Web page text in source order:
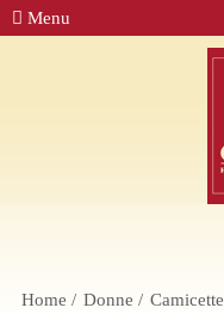
Menu
Home Donne Camicette